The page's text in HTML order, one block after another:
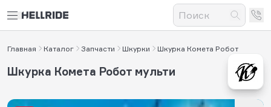
Главная Каталог Запчасти Шкурки Шкурка Комета Робот
Шкурка Комета Робот мульти